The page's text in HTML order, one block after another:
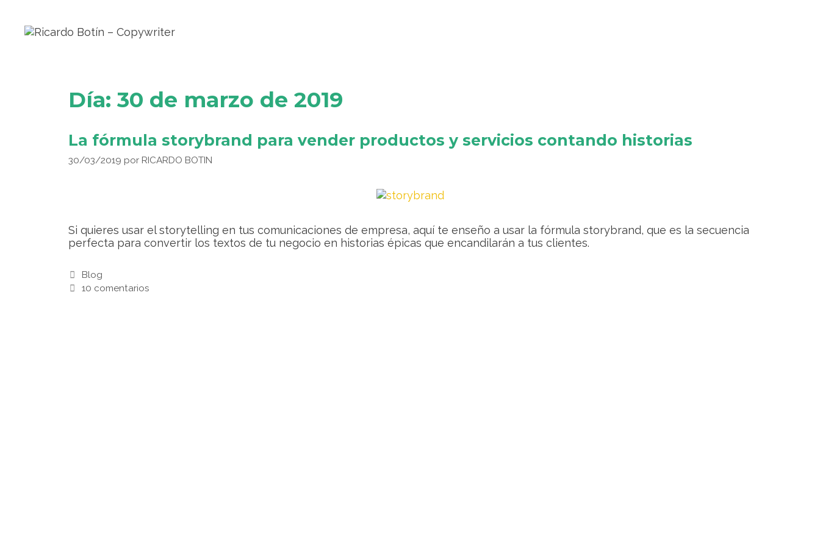
Día: 30 de marzo de 2019
La fórmula storybrand para vender productos y servicios contando historias
30/03/2019 por RICARDO BOTIN
Si quieres usar el storytelling en tus comunicaciones de empresa, aquí te enseño a usar la fórmula storybrand, que es la secuencia
perfecta para convertir los textos de tu negocio en historias épicas que encandilarán a tus clientes.
Blog
10 comentarios